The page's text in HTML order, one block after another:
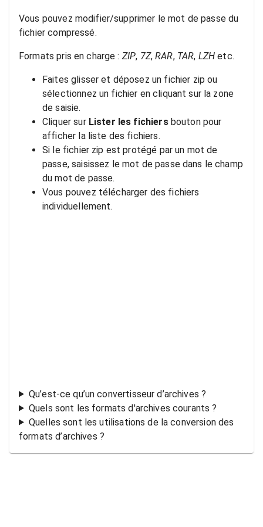
Vous pouvez modifier/supprimer le mot de passe du
fichier compressé.
Formats pris en charge : ZIP, 7Z,RAR, TAR, LZH etc.
Faites glisser et déposez un fichier zip ou
sélectionnez un fichier en cliquant sur la zone
de saisie.
Cliquer sur Lister les fichiersbouton pour
afficher la liste des fichiers.
Si le fichier zip est protégé par un mot de
passe, saisissez le mot de passe dans le champ
du mot de passe.
Vous pouvez télécharger des fichiers
individuellement.
Qu’est-ce qu’un convertisseur d’archives ?
Quels sont les formats d'archives courants ?
Quelles sont les utilisations de la conversion des
formats d’archives ?